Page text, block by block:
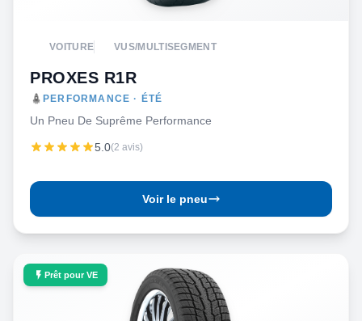
VOITURE VUS/MULTISEGMENT
PROXES R1R
PERFORMANCE · ÉTÉ
Un Pneu De Suprême Performance
5.0(2 avis)
Voir le pneu
Prêt pour VE